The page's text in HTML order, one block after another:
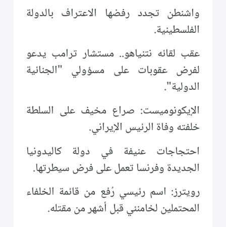
واشنطن تجدد رفضها الاعتراف بالدولة
الفلسطينية.
عقب لقائه نتنياهو.. مستشار ترامب يدعو
لفرض عقوبات على مسؤولي "الجنائية
الدولية".
الإيكونوميست: صراع مخيف على السلطة
خلفته وفاة الرئيس الإيراني.
احتجاجات عنيفة في دولة كاليدونيا
الجديدة وفرنسا تعمل على فرض سيطرتها.
رويترز: اسم رئيسي رُفع من قائمة الخلفاء
المحتملين لخامنئي قبل أشهر من مقتله.